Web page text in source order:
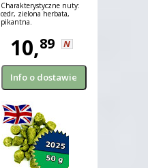
Charakterystyczne nuty:
cedr, zielona herbata,
pikantna.
10,89 N